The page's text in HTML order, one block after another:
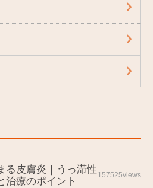
る皮膚炎｜うっ滞性
治療のポイント
157525views